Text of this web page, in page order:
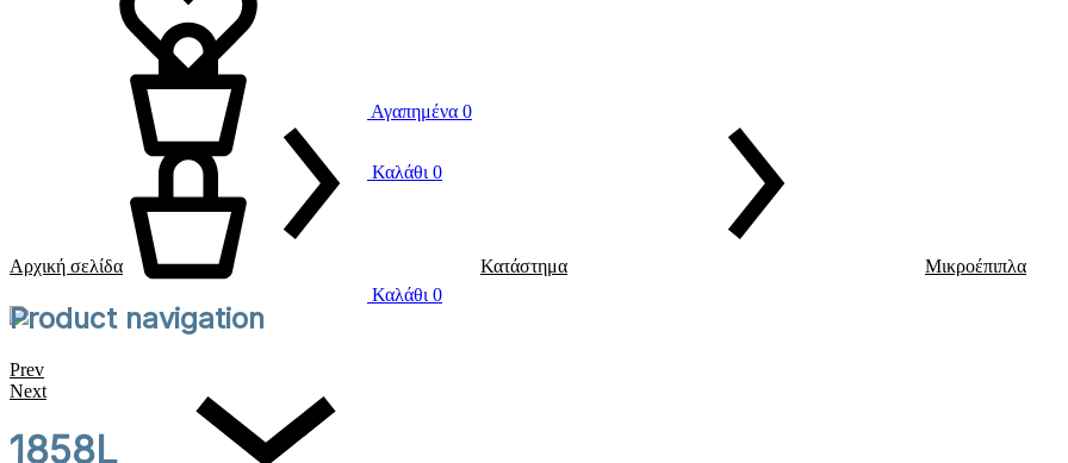
Αγαπημένα 0
Καλάθι 0
Καλάθι 0
Αρχική σελίδα Κατάστημα Μικροέπιπλα
Product navigation
Prev
Next
1858L